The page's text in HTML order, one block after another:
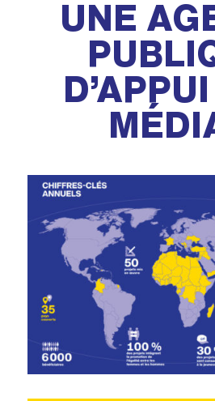
UNE